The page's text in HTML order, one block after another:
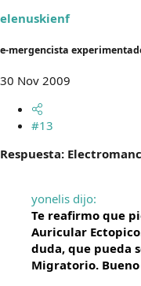
elenuskienf
e-mergencista
30 Nov 2009
#13
Respuesta:
yonelis dijo:
Te reafirmo que
Auricular
duda, que pueda
Migratorio.